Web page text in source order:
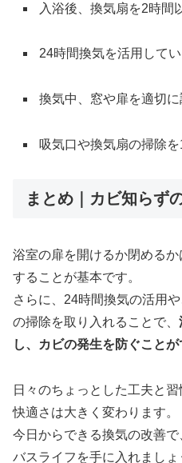
入浴後、換気扇を2時間
24時間換気を活用してい
換気中、窓や扉を適切
吸気口や換気扇の掃除
まとめ｜カビ知らず
浴室の扉を開けるか閉める
することが基本です。
さらに、24時間換気の活用
の掃除を取り入れることで、
し、カビの発生を防ぐこと
日々のちょっとした工夫と
快適さは大きく変わります。
今日からできる換気の改善
バスライフを手に入れましょ